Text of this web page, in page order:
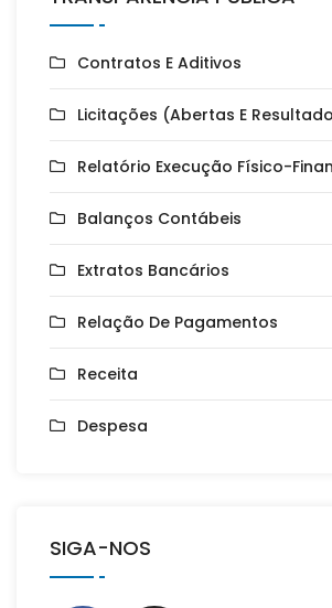
Contratos E Aditivos
Licitações (Abertas E
Relatório Execução Físico-
Balanços Contábeis
Extratos Bancários
Relação De Pagamentos
Receita
Despesa
SIGA-NOS